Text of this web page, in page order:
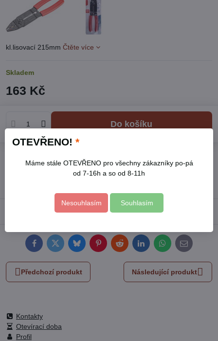
kl.lisovací 215mm Čtěte více
Skladem
163 Kč
Do košíku
8831130
FacebookTwitterBlueskyPinterestRedditLinkedInWhatsApp
E-
mail
Předchozí produkt Následující produkt
Kontakty
Otevírací doba
Profil
OTEVŘENO! *
Máme stále OTEVŘENO pro všechny zákazníky po-pá
od 7-16h a so od 8-11h
Nesouhlasím Souhlasím